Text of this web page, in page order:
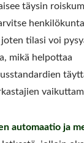
täysin
tilasi voi
mikä helpottaa
automaatio ja